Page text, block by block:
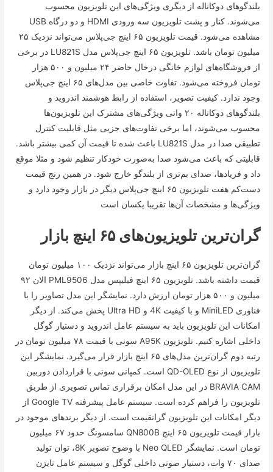
بلندگو‌های دوکاناله از دیگری ویژگی‌های این تلویزیون محسوب
می‌شوند. کنار و پشت تلویزیون سه ورودی HDMI و دو درگاه USB
مشاهده می‌شود. قیمت تلویزیون ۶۵ اینچ جی‌پلاس می‌تواند نزدیک ۲۵
میلیون تومان باشد. تلویزیون ۶۵ اینچ جی‌پلاس مدل LU821S در برخی
از فروشگاه‌های لوازم خانگی درحال حاضر ۲۴ میلیون و ۵۰۰ هزار
تومان فروخته می‌شود. تفاوت خاصی بین مدل‌های ۶۵ اینچ جی‌پلاس
وجود ندارد. کیفیت تصویر، استفاده از رابط هوشمند اندروید و
بلندگو‌های دوکاناله ۲۰ واتی ویژگی‌های مشترک این تلویزیون‌ها
محسوب می‌شوند، اما برخی تفاوت‌های جزیی مثل قابلیت کنترل
تطبیقی صدا در مدل LU821S باعث شده تا قیمت آن کمی بیشتر باشد.
قابلیتی که باعث می‌شود صدا به‌صورت خودکار تنظیم شود و مثلا موقع
داد و فریاد‌ها، صدای بم‌تری از بلندگو خارج شود. در همین رنج قیمت
دست‌کم هفت تلویزیون ۶۵ اینچ جی‌پلاس دیگر در بازار وجود دارد و
ویژگی‌ها و مشخصات آن‌ها تقریبا یکسان است
گران‌ترین تلویزیون‌های ۶۵ اینچ بازار
گران‌ترین تلویزیون ۶۵ اینچ بازار می‌تواند نزدیک ۱۰۰ میلیون تومان
قیمت داشته باشد. تلویزیون ۶۵ اینچ فیلیپس مدل PML9506 الان ۹۲
میلیون و ۵۰۰ هزار تومان ارزش دارد. نمایشگر این مدل تصاویر را با
فناوری MiniLED و با کیفیت 4K و Ultra HD پخش می‌کند. از دیگر
امکانات این تلویزیون باید به سیستم عامل اندروید و دستیار گوگل
داخلی اشاره کنیم. تلویزیون A95K سونی با قیمت ۷۸ میلیون تومان در
رتبه دوم گران‌ترین مدل‌های ۶۵ اینچ بازار قرار می‌گیرد. نمایشگر این
تلویزیون از نوع QD-OLED است. کمپانی سونی با قراردادن دوربین
BRAVIA CAM در این مدل امکان برقراری تماس تصویری از طریق
تلویزیون را فراهم کرده است. سیستم عامل پیشرفته Google TV از
دیگر امکانات این تلویزیون گرانقیمت است. از دیگر برند‌های موجود در
بازار قیمت تلویزیون ۶۵ اینچ QN800B سامسونگ حدود ۶۷ میلیون
تومان است. نمایشگر Neo QLED با وضوح تصویر 8K، توان تولید
صدای ۷۰ وات، دستیار صوتی داخلی گوگل و سیستم عامل تایزن